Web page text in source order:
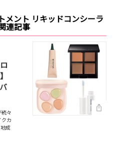
メント リキッドコンシーラ
連記事
々
カ
成